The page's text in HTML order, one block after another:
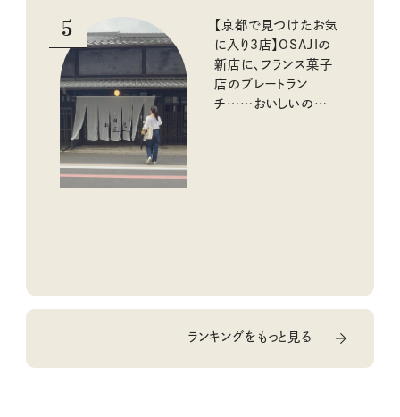
5
【京都で見つけたお気
に入り3店】OSAJIの
新店に、フランス菓子
店のプレートラン
チ……おいしいのんび
ランキングをもっと見る